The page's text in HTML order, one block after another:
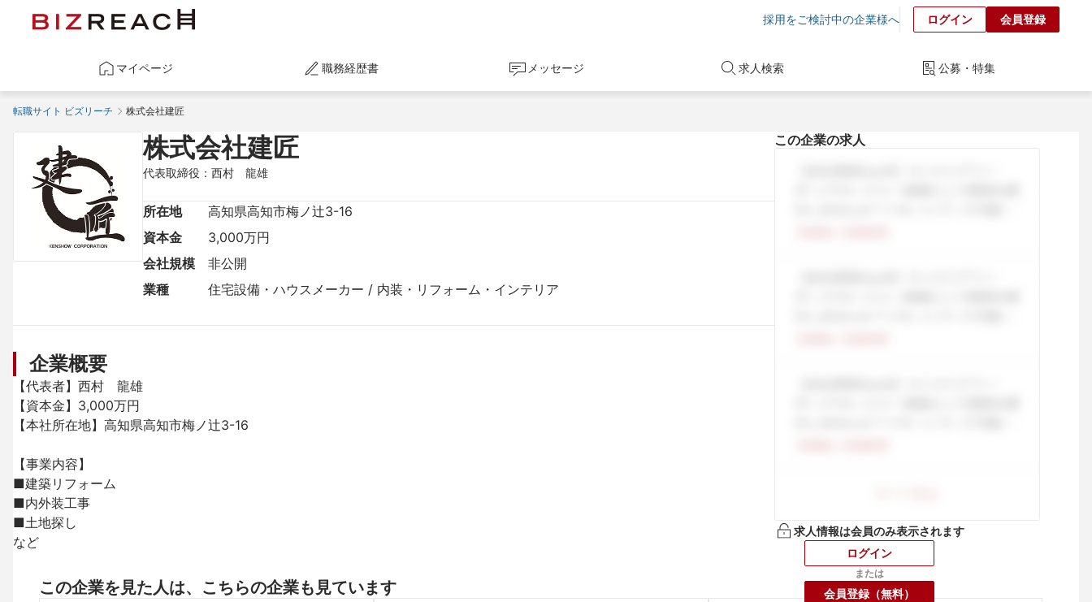
採用をご検討中の企業様へ ログイン 会員登録
マイページ 職務経歴書 メッセージ 求人検索 公募・特集
転職サイト ビズリーチ 株式会社建匠
株式会社建匠
代表取締役：西村　龍雄
所在地
高知県高知市梅ノ辻3-16
資本金
3,000万円
会社規模
非公開
業種
住宅設備・ハウスメーカー / 内装・リフォーム・インテリア
企業概要
【代表者】西村　龍雄
【資本金】3,000万円
【本社所在地】高知県高知市梅ノ辻3-16
【事業内容】
■建築リフォーム
■内外装工事
■土地探し
など
この企業の求人
求人情報は会員のみ表示されます
ログイン
または
会員登録（無料）
この企業を見た人は、こちらの企業も見ています